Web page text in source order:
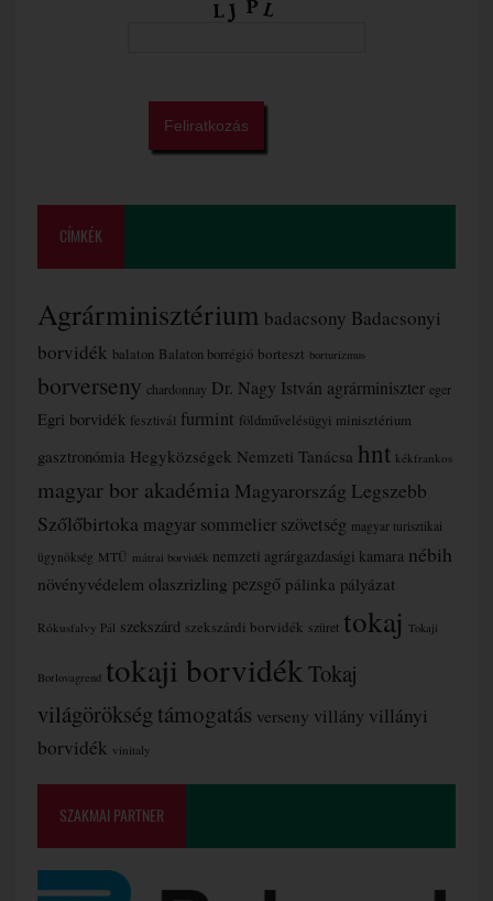
CÍMKÉK
Agrárminisztérium badacsony Badacsonyi
borvidék balaton Balaton borrégió borteszt borturizmus
borverseny chardonnay Dr. Nagy István agrárminiszter eger
Egri borvidék fesztivál furmint földművelésügyi minisztérium
gasztronómia Hegyközségek Nemzeti Tanácsa hnt kékfrankos
magyar bor akadémia Magyarország Legszebb
Szőlőbirtoka magyar sommelier szövetség magyar turisztikai
ügynökség MTÜ mátrai borvidék nemzeti agrárgazdasági kamara nébih
növényvédelem olaszrizling pezsgő pálinka pályázat
Rókusfalvy Pál szekszárd szekszárdi borvidék szüret tokaj Tokaji
Borlovagrend tokaji borvidékTokaj
világörökségtámogatás verseny villány villányi
borvidék vinitaly
SZAKMAI PARTNER